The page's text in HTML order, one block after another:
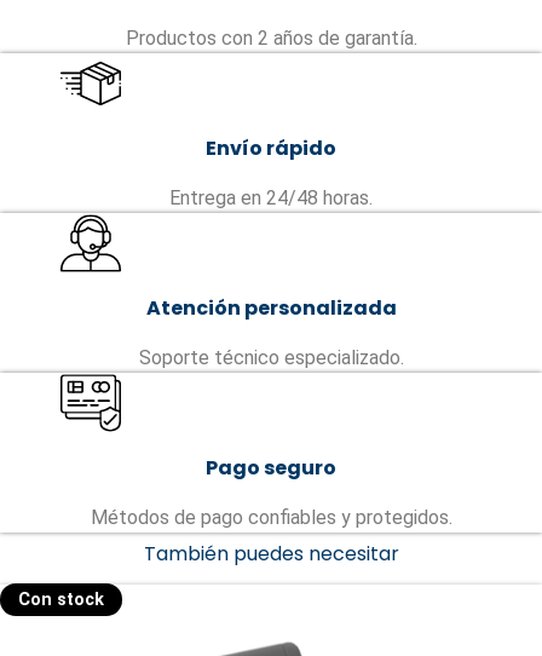
Productos con 2 años de garantía.
Envío rápido
Entrega en 24/48 horas.
Atención personalizada
Soporte técnico especializado.
Pago seguro
Métodos de pago confiables y protegidos.
También puedes necesitar
Con stock